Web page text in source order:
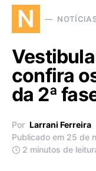
N
confira
da 2ª
Por Larrani Ferreira
Publicado em 25 de
2 minutos de